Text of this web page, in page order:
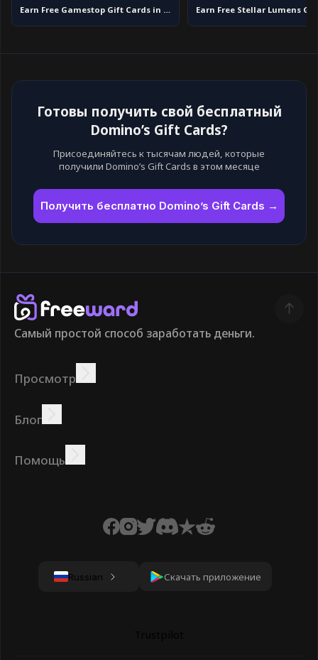
Earn Free Gamestop Gift Cards in 2026
Готовы получить свой бесплатный
Domino’s Gift Cards?
Присоединяйтесь к тысячам людей, которые
получили Domino’s Gift Cards в этом месяце
Получить бесплатно Domino’s Gift Cards →
Самый простой способ заработать деньги.
Просмотр
Зарабатывать
Блог
Зарабатывайте онлайн
Помощь
Russian Скачать приложение